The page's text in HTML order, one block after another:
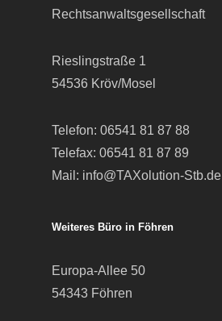
Rechtsanwaltsgesellschaft
Rieslingstraße 1
54536 Kröv/Mosel
Telefon: 06541 81 87 88
Telefax: 06541 81 87 89
Mail: info@TAXolution-Stb.de
Weiteres Büro in Föhren
Europa-Allee 50
54343 Föhren